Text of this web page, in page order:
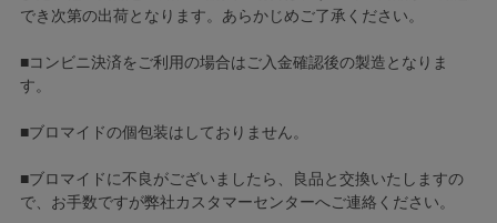
でき次第の出荷となります。あらかじめご了承ください。
■コンビニ決済をご利用の場合はご入金確認後の製造となりま
す。
■ブロマイドの個包装はしておりません。
■ブロマイドに不良がございましたら、良品と交換いたしますの
で、お手数ですが弊社カスタマーセンターへご連絡ください。